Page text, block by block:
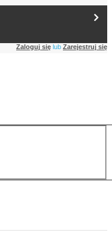
Zaloguj się lub Zarejestruj się